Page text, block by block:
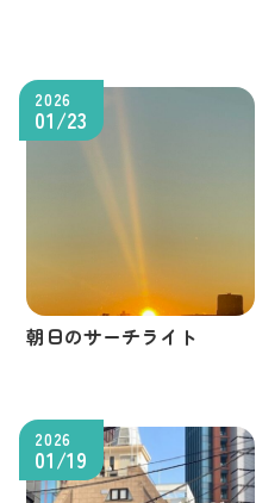
2026
01/23
朝日のサーチライト
2026
01/19